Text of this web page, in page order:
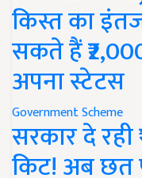
किस्त का
सकते हैं
अपना स्टेटस
Government Scheme
सरकार दे रही
किट! अब छत